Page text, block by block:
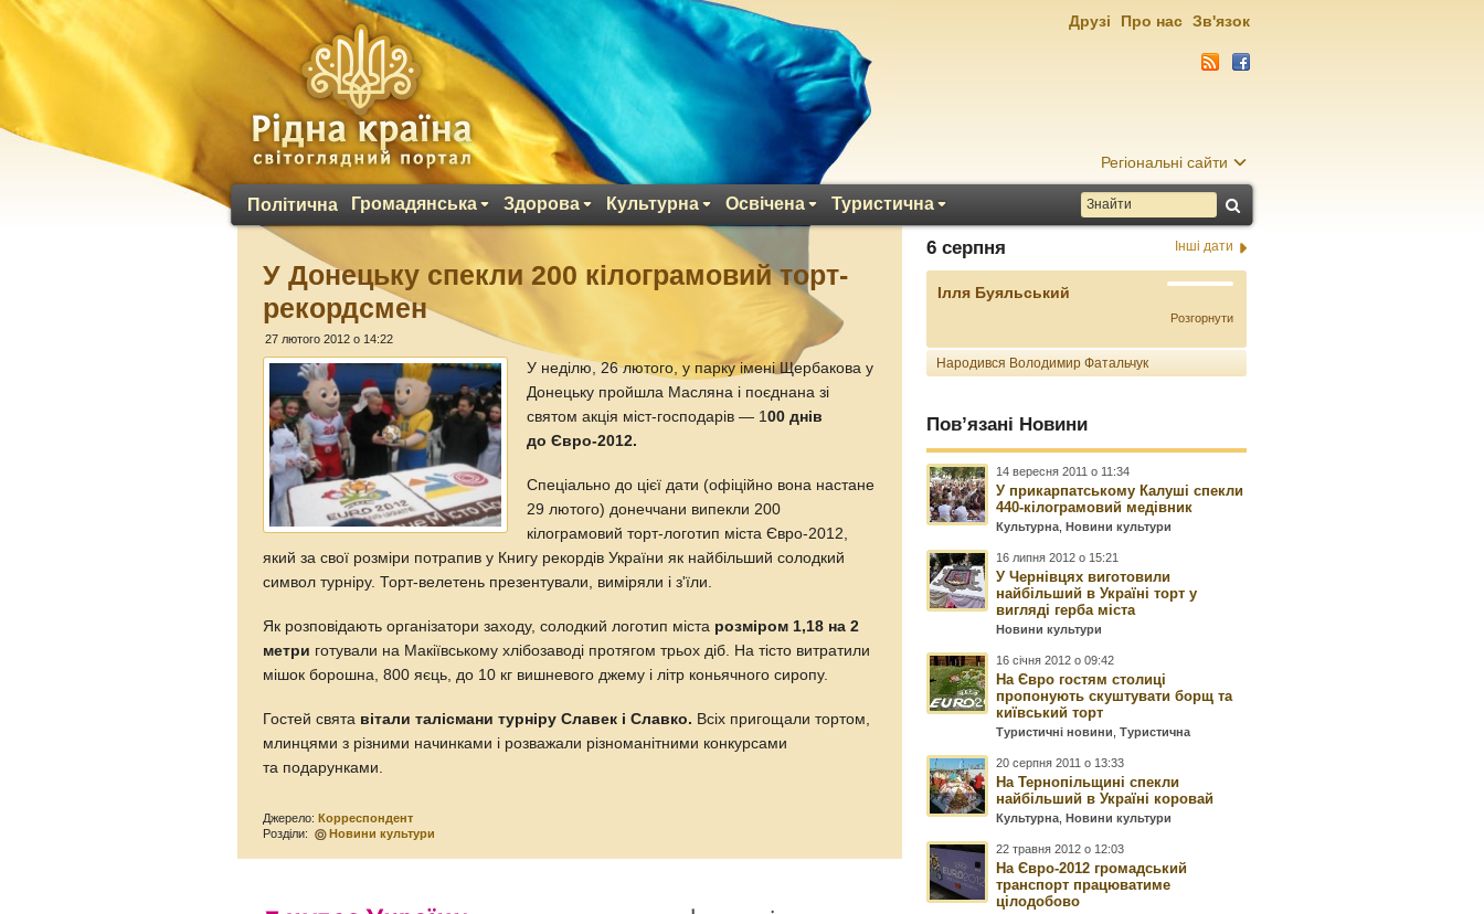
Регіональні сайти
Політична Громадянська Здорова Культурна Освічена Туристична
Друзі Про нас Зв'язок
У Донецьку спекли 200 кілограмовий торт-
рекордсмен
27 лютого 2012 о 14:22
У неділю, 26 лютого, у парку імені Щербакова у
Донецьку пройшла Масляна і поєднана зі
святом акція міст-господарів — 100 днів
до Євро-2012.
Спеціально до цієї дати (офіційно вона настане
29 лютого) донеччани випекли 200
кілограмовий торт-логотип міста Євро-2012,
який за свої розміри потрапив у Книгу рекордів України як найбільший солодкий
символ турніру. Торт-велетень презентували, виміряли і з'їли.
Як розповідають організатори заходу, солодкий логотип міста розміром 1,18 на 2
метри готували на Макіївському хлібозаводі протягом трьох діб. На тісто витратили
мішок борошна, 800 яєць, до 10 кг вишневого джему і літр коньячного сиропу.
Гостей свята вітали талісмани турніру Славек і Славко. Всіх пригощали тортом,
млинцями з різними начинками і розважали різноманітними конкурсами
та подарунками.
Джерело:Корреспондент
Розділи:
Новини культури
6 серпня Інші дати
Ілля Буяльський
Розгорнути
Народився Володимир Фатальчук
Пов’язані Новини
14 вересня 2011 о 11:34
У прикарпатському Калуші спекли
440-кілограмовий медівник
Культурна ,Новини культури
16 липня 2012 о 15:21
У Чернівцях виготовили
найбільший в Україні торт у
вигляді герба міста
Новини культури
16 січня 2012 о 09:42
На Євро гостям столиці
пропонують скуштувати борщ та
київський торт
Туристичні новини ,Туристична
20 серпня 2011 о 13:33
На Тернопільщині спекли
найбільший в Україні коровай
Культурна ,Новини культури
22 травня 2012 о 12:03
На Євро-2012 громадський
транспорт працюватиме
цілодобово